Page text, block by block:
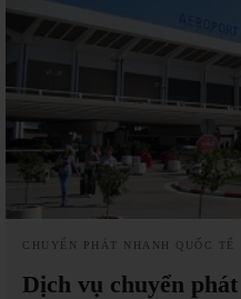
CHUYỂN PHÁT NHANH QUỐC TẾ
Dịch vụ chuyển